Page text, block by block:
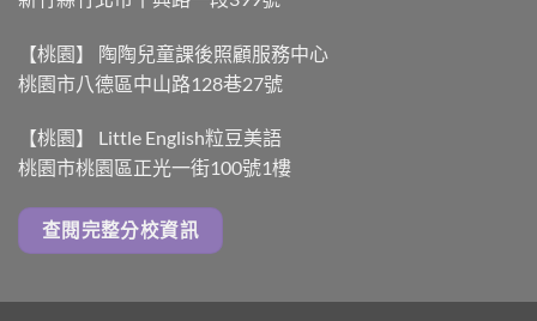
【桃園】 陶陶兒童課後照顧服務中心
桃園市八德區中山路128巷27號
【桃園】 Little English粒豆美語
桃園市桃園區正光一街100號1樓
查閱完整分校資訊